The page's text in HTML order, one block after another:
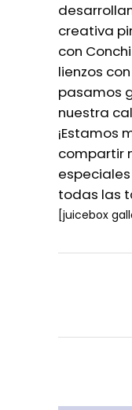
creativa
con
lienzos
pasamos
nuestra
¡Estamos
compartir
todas las
[juicebox